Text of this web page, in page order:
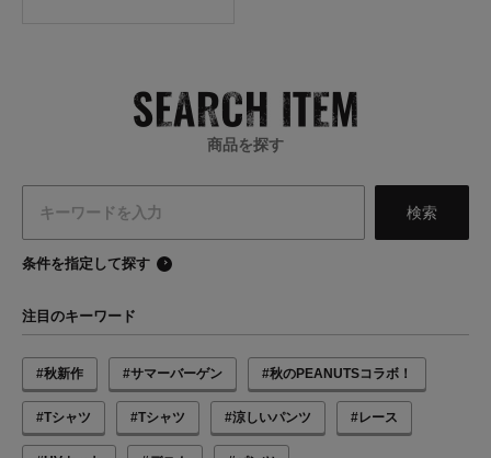
商品を探す
条件を指定して探す
注目のキーワード
#秋新作 #サマーバーゲン #秋のPEANUTSコラボ！
#Tシャツ #Tシャツ #涼しいパンツ #レース